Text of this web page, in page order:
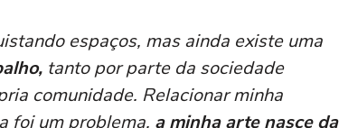
espaços, mas ainda existe uma
tanto por parte da sociedade
comunidade. Relacionar minha
foi um problema, a minha arte nasce da